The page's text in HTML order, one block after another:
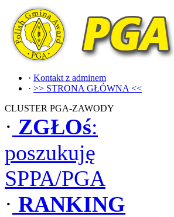
· Kontakt z adminem
· >> STRONA GŁÓWNA <<
CLUSTER PGA-ZAWODY
· ZGŁOś:
poszukuję
SPPA/PGA
· RANKING